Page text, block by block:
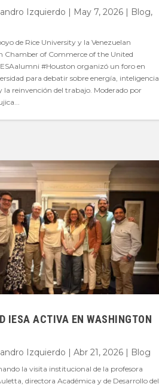
Izquierdo | May 7, 2026| Blog,
de Rice University y la Venezuelan
Chamber of Commerce of the United
#Houston organizó un foro en
para debatir sobre energía, inteligencia
la reinvención del trabajo. Moderado por
IESA ACTIVA EN WASHINGTON
Izquierdo | Abr 21, 2026| Blog
la visita institucional de la profesora
directora Académica y de Desarrollo del